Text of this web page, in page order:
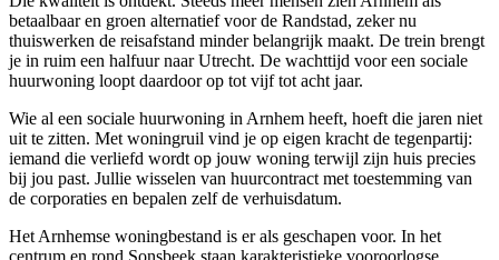
betaalbaar en groen alternatief voor de Randstad, zeker nu
thuiswerken de reisafstand minder belangrijk maakt. De trein brengt
je in ruim een halfuur naar Utrecht. De wachttijd voor een sociale
huurwoning loopt daardoor op tot vijf tot acht jaar.
Wie al een sociale huurwoning in Arnhem heeft, hoeft die jaren niet
uit te zitten. Met woningruil vind je op eigen kracht de tegenpartij:
iemand die verliefd wordt op jouw woning terwijl zijn huis precies
bij jou past. Jullie wisselen van huurcontract met toestemming van
de corporaties en bepalen zelf de verhuisdatum.
Het Arnhemse woningbestand is er als geschapen voor. In het
centrum en rond Sonsbeek staan karakteristieke vooroorlogse